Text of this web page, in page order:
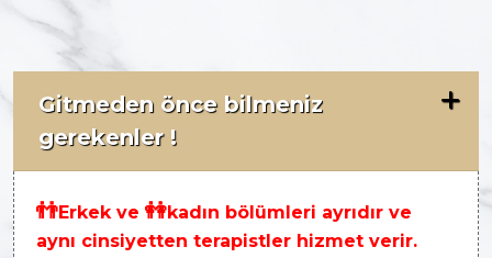
Gitmeden önce bilmeniz
gerekenler !
👬Erkek ve 👭kadın bölümleri ayrıdır ve
aynı cinsiyetten terapistler hizmet verir.